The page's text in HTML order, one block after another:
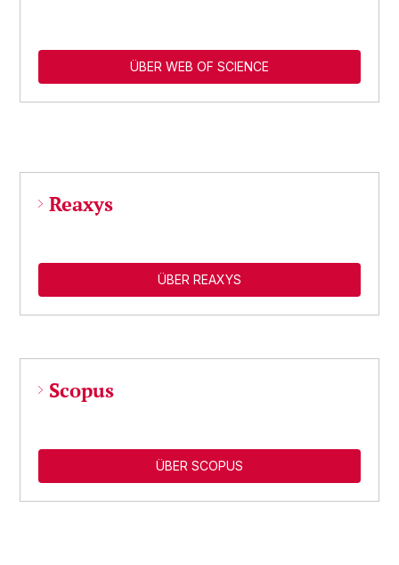
ÜBER WEB OF SCIENCE
Reaxys
ÜBER REAXYS
Scopus
ÜBER SCOPUS